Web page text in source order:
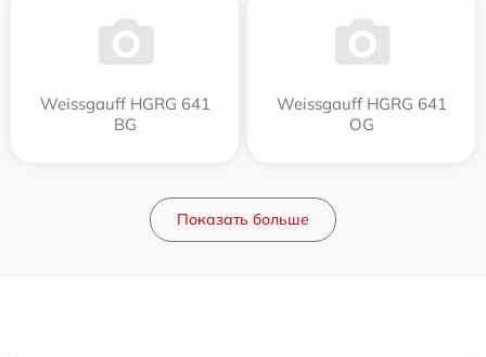
Weissgauff HGRG 641
BG
Weissgauff HGRG 641
OG
Показать больше